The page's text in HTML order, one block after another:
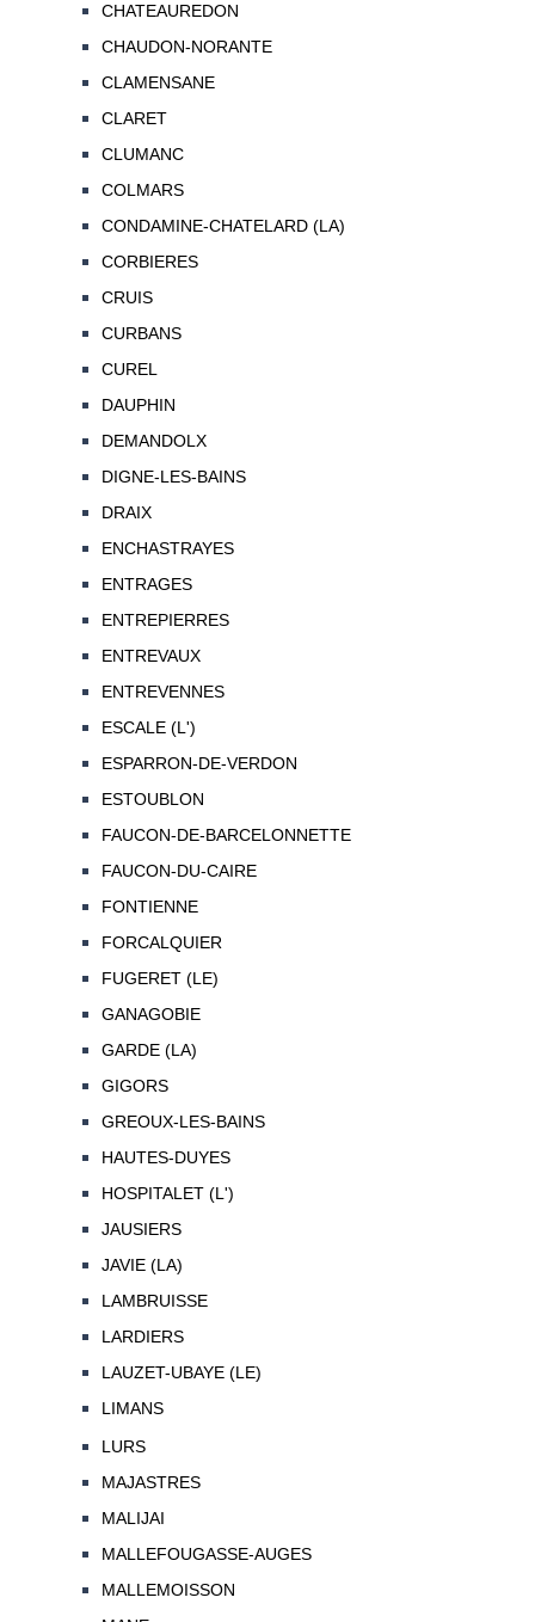
CHATEAUREDON
CHAUDON-NORANTE
CLAMENSANE
CLARET
CLUMANC
COLMARS
CONDAMINE-CHATELARD (LA)
CORBIERES
CRUIS
CURBANS
CUREL
DAUPHIN
DEMANDOLX
DIGNE-LES-BAINS
DRAIX
ENCHASTRAYES
ENTRAGES
ENTREPIERRES
ENTREVAUX
ENTREVENNES
ESCALE (L')
ESPARRON-DE-VERDON
ESTOUBLON
FAUCON-DE-BARCELONNETTE
FAUCON-DU-CAIRE
FONTIENNE
FORCALQUIER
FUGERET (LE)
GANAGOBIE
GARDE (LA)
GIGORS
GREOUX-LES-BAINS
HAUTES-DUYES
HOSPITALET (L')
JAUSIERS
JAVIE (LA)
LAMBRUISSE
LARDIERS
LAUZET-UBAYE (LE)
LIMANS
LURS
MAJASTRES
MALIJAI
MALLEFOUGASSE-AUGES
MALLEMOISSON